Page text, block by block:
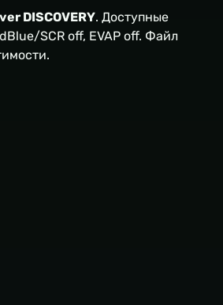
DISCOVERY. Доступные
SCR off, EVAP off. Файл